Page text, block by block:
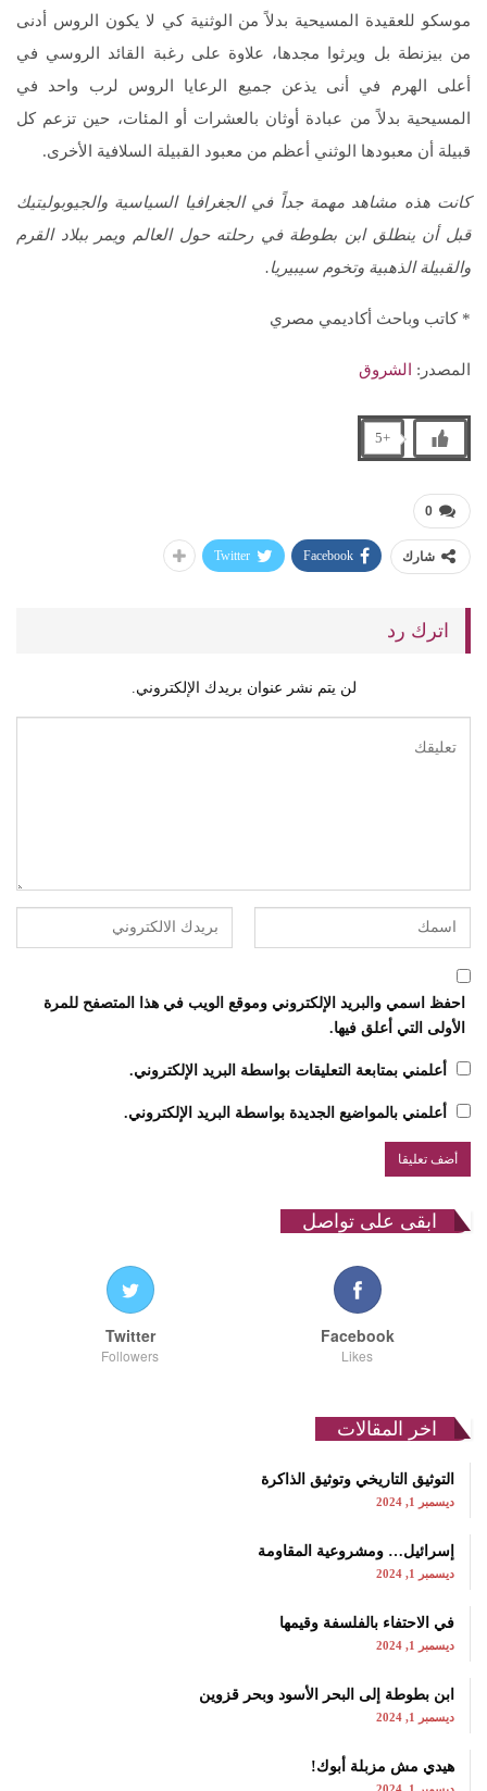
موسكو للعقيدة المسيحية بدلاً من الوثنية كي لا يكون الروس أدنى
من بيزنطة بل ويرثوا مجدها، علاوة على رغبة القائد الروسي في
أعلى الهرم في أنى يذعن جميع الرعايا الروس لرب واحد في
المسيحية بدلاً من عبادة أوثان بالعشرات أو المئات، حين تزعم كل
قبيلة أن معبودها الوثني أعظم من معبود القبيلة السلافية الأخرى.
كانت هذه مشاهد مهمة جداً في الجغرافيا السياسية والجيوبوليتيك
قبل أن ينطلق ابن بطوطة في رحلته حول العالم ويمر ببلاد القرم
والقبيلة الذهبية وتخوم سيبيريا.
* كاتب وباحث أكاديمي مصري
المصدر: الشروق
+5
0
شارك Facebook
Twitter
اترك رد
لن يتم نشر عنوان بريدك الإلكتروني.
احفظ اسمي والبريد الإلكتروني وموقع الويب في هذا المتصفح للمرة
الأولى التي أعلق فيها.
أعلمني بمتابعة التعليقات بواسطة البريد الإلكتروني.
أعلمني بالمواضيع الجديدة بواسطة البريد الإلكتروني.
ابقى على تواصل
Facebook
Likes
Twitter
Followers
اخر المقالات
التوثيق التاريخي وتوثيق الذاكرة
ديسمبر 1, 2024
إسرائيل… ومشروعية المقاومة
ديسمبر 1, 2024
في الاحتفاء بالفلسفة وقيمها
ديسمبر 1, 2024
ابن بطوطة إلى البحر الأسود وبحر قزوين
ديسمبر 1, 2024
هيدي مش مزبلة أبوك!